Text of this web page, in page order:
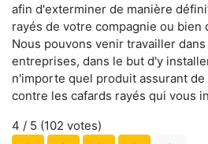
afin d'exterminer de manière
rayés de votre compagnie ou bien
Nous pouvons venir travailler
entreprises, dans le but d'y
n'importe quel produit assurant
contre les cafards rayés qui vous
4 / 5 (102 votes)